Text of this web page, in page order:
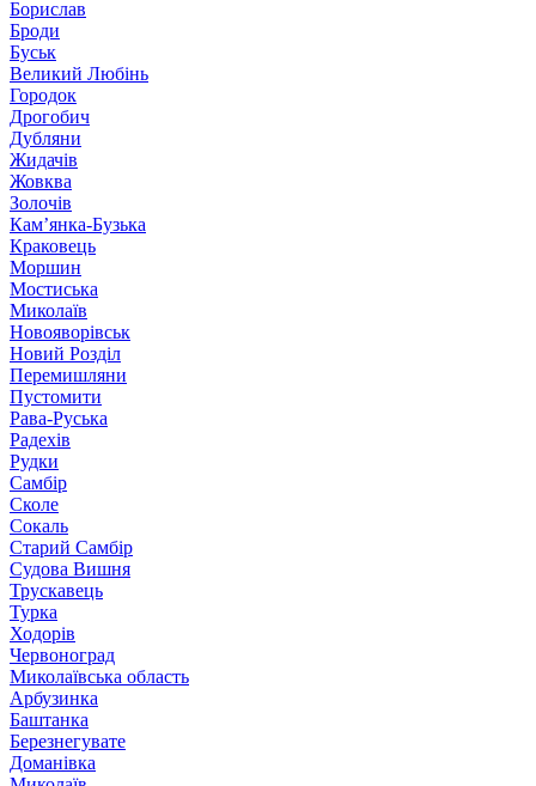
Борислав
Броди
Буськ
Великий Любінь
Городок
Дрогобич
Дубляни
Жидачів
Жовква
Золочів
Кам’янка-Бузька
Краковець
Моршин
Мостиська
Миколаїв
Новояворівськ
Новий Розділ
Перемишляни
Пустомити
Рава-Руська
Радехів
Рудки
Самбір
Сколе
Сокаль
Старий Самбір
Судова Вишня
Трускавець
Турка
Ходорів
Червоноград
Миколаївська область
Арбузинка
Баштанка
Березнегувате
Доманівка